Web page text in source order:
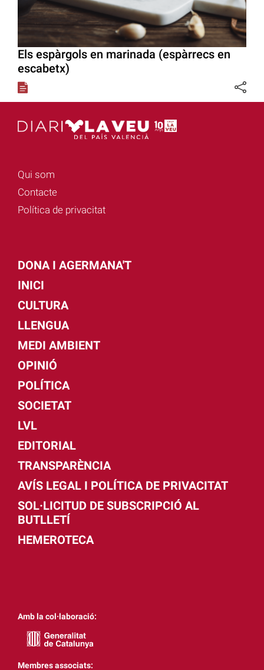
Els espàrgols en marinada (espàrrecs en
escabetx)
Qui som
Contacte
Política de privacitat
DONA I AGERMANA'T
INICI
CULTURA
LLENGUA
MEDI AMBIENT
OPINIÓ
POLÍTICA
SOCIETAT
LVL
EDITORIAL
TRANSPARÈNCIA
AVÍS LEGAL I POLÍTICA DE PRIVACITAT
SOL·LICITUD DE SUBSCRIPCIÓ AL
BUTLLETÍ
HEMEROTECA
Amb la col·laboració:
Membres associats: